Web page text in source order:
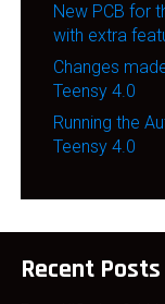
New PCB for
with extra
Changes
Teensy 4.0
Running the
Teensy 4.0
Recent Posts